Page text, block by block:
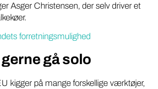
Asger Christensen, der selv driver et
forretningsmulighed
gå solo
kigger på mange forskellige værktøjer,